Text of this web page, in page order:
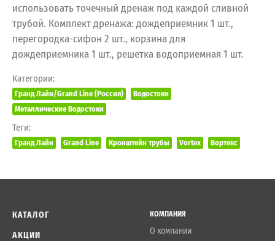
использовать точечный дренаж под каждой сливной
трубой. Комплект дренажа: дождеприемник 1 шт.,
перегородка-сифон 2 шт., корзина для
дождеприемника 1 шт., решетка водоприемная 1 шт.
Категории:
Гранд Лайн/Grand Line (Россия)
Водостоки
Металлические Водостоки
Теги:
Гранд Лайн Grand Line Кронштейн трубы Vortex Вортекс
КАТАЛОГ
АКЦИИ
КОМПАНИЯ
О компании